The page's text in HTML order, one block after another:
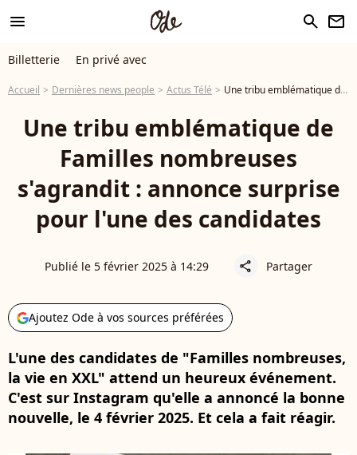
menu search newsletter
Billetterie En privé avec
Accueil Dernières news people Actus Télé Une tribu emblématique de Familles nombreuses s'agrandit : annonce surprise pour l'une des candidates
Une tribu emblématique de
Familles nombreuses
s'agrandit : annonce surprise
pour l'une des candidates
Publié le 5 février 2025 à 14:29 share Partager
Ajoutez Ode à vos sources préférées
L'une des candidates de "Familles nombreuses,
la vie en XXL" attend un heureux événement.
C'est sur Instagram qu'elle a annoncé la bonne
nouvelle, le 4 février 2025. Et cela a fait réagir.